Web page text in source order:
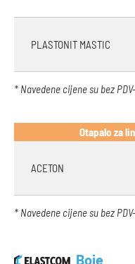
PLASTONIT MASTIC
* Navedene cijene su bez
Otapalo za
ACETON
* Navedene cijene su bez
Boje